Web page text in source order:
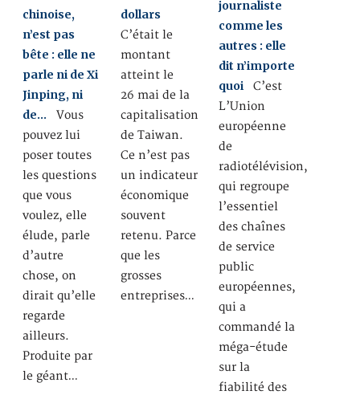
chinoise,
n’est pas
bête : elle ne
parle ni de Xi
Jinping, ni
de… Vous
pouvez lui
poser toutes
les questions
que vous
voulez, elle
élude, parle
d’autre
chose, on
dirait qu’elle
regarde
ailleurs.
Produite par
le géant…
dollars
C’était le
montant
atteint le
26 mai de la
capitalisation
de Taiwan.
Ce n’est pas
un indicateur
économique
souvent
retenu. Parce
que les
grosses
entreprises…
journaliste
comme les
autres : elle
dit n’importe
quoi C’est
L’Union
européenne
de
radiotélévision,
qui regroupe
l’essentiel
des chaînes
de service
public
européennes,
qui a
commandé la
méga-étude
sur la
fiabilité des